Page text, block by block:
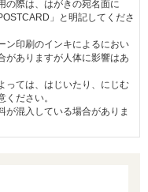
の際は、はがきの宛名面に
」と明記してくださ
ン印刷のインキによるにおい
がありますが人体に影響はあ
っては、はじいたり、にじむ
ださい。
が混入している場合がありま